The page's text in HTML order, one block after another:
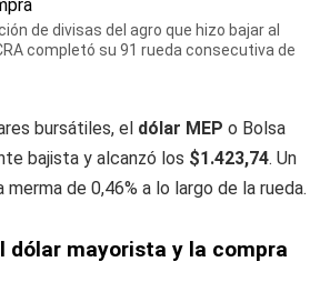
de divisas del agro que hizo bajar al
completó su 91 rueda consecutiva de
bursátiles, el dólar MEP o Bolsa
bajista y alcanzó los $1.423,74. Un
merma de 0,46% a lo largo de la rueda.
dólar mayorista y la compra